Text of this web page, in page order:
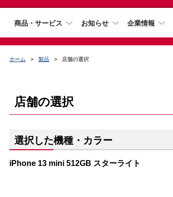
商品・サービス お知らせ 企業情報
ホーム 製品 店舗の選択
店舗の選択
選択した機種・カラー
iPhone 13 mini 512GB スターライト